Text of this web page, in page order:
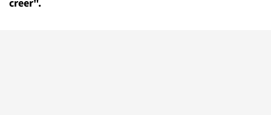
creer".